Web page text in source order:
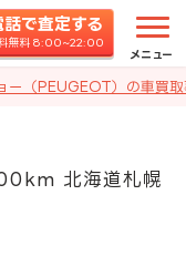
話で査定する
無料 8:00~22:00
メニュー
ー（PEUGEOT）の車買
北海道札幌